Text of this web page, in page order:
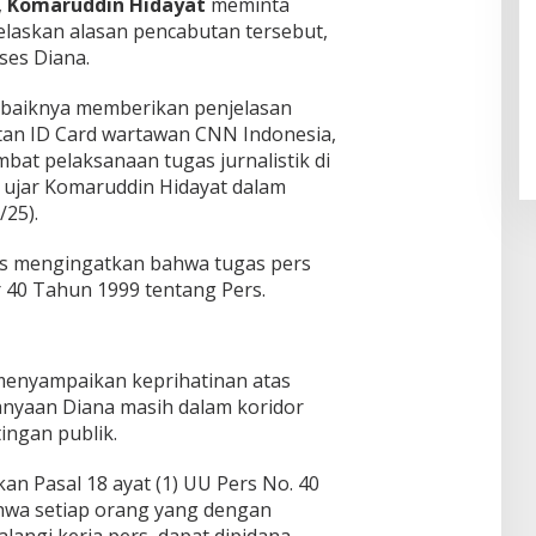
alasan pencabutan tersebut,
Diana.
memberikan penjelasan
ID Card wartawan CNN Indonesia,
pelaksanaan tugas jurnalistik di
Komaruddin Hidayat dalam
mengingatkan bahwa tugas pers
Tahun 1999 tentang Pers.
keprihatinan atas
Diana masih dalam koridor
publik.
Pasal 18 ayat (1) UU Pers No. 40
setiap orang yang dengan
Di Daerah, Nasional
09:13 WIB